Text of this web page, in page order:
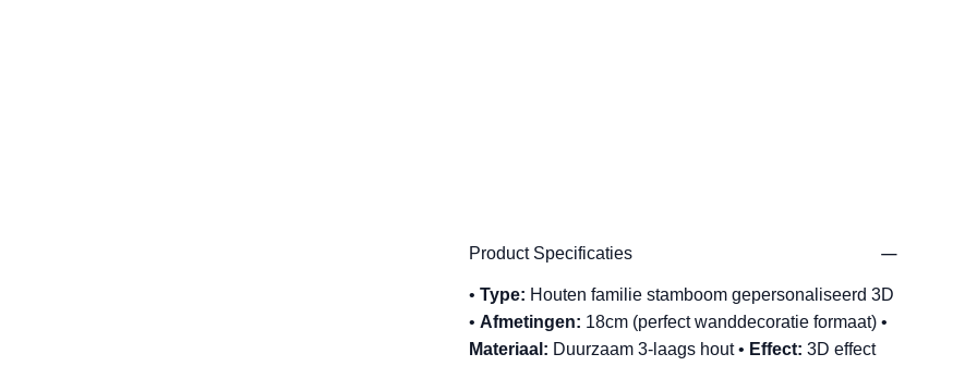
Product Specificaties
• Type: Houten familie stamboom gepersonaliseerd 3D
• Afmetingen: 18cm (perfect wanddecoratie formaat) •
Materiaal: Duurzaam 3-laags hout • Effect: 3D effect